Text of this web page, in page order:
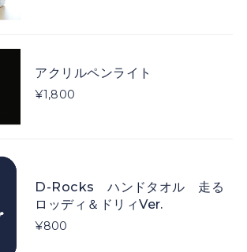
アクリルペンライト
¥1,800
D-Rocks ハンドタオル 走る
ロッディ＆ドリィVer.
¥800